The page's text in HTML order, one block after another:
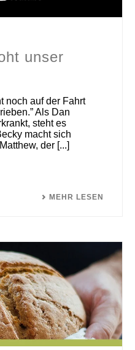
unser
noch auf der Fahrt
Als Dan
steht es
macht sich
der [...]
MEHR LESEN